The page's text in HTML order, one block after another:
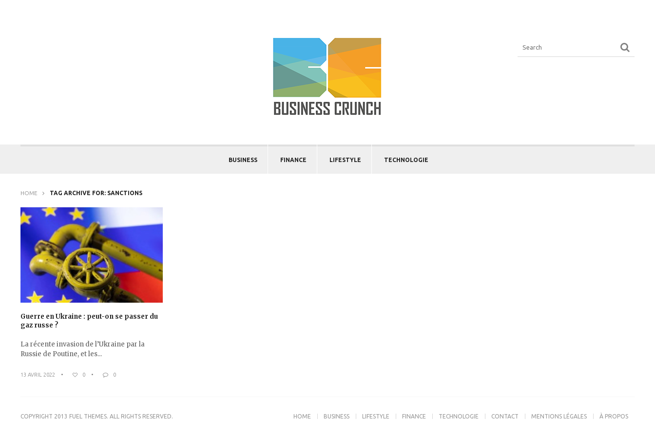
BUSINESS FINANCE LIFESTYLE TECHNOLOGIE
HOME TAG ARCHIVE FOR: SANCTIONS
Guerre en Ukraine : peut-on se passer du
gaz russe ?
La récente invasion de l’Ukraine par la
Russie de Poutine, et les...
13 AVRIL 2022 • 0 • 0
COPYRIGHT 2013 FUEL THEMES. ALL RIGHTS RESERVED. HOME BUSINESS LIFESTYLE FINANCE TECHNOLOGIE CONTACT MENTIONS LÉGALES À PROPOS